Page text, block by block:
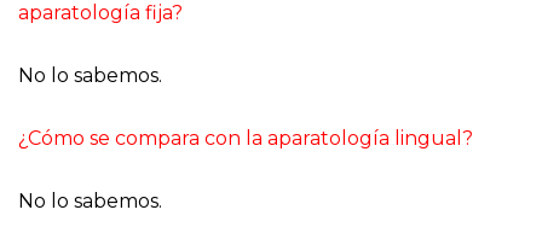
aparatología fija?
No lo sabemos.
¿Cómo se compara con la aparatología lingual?
No lo sabemos.